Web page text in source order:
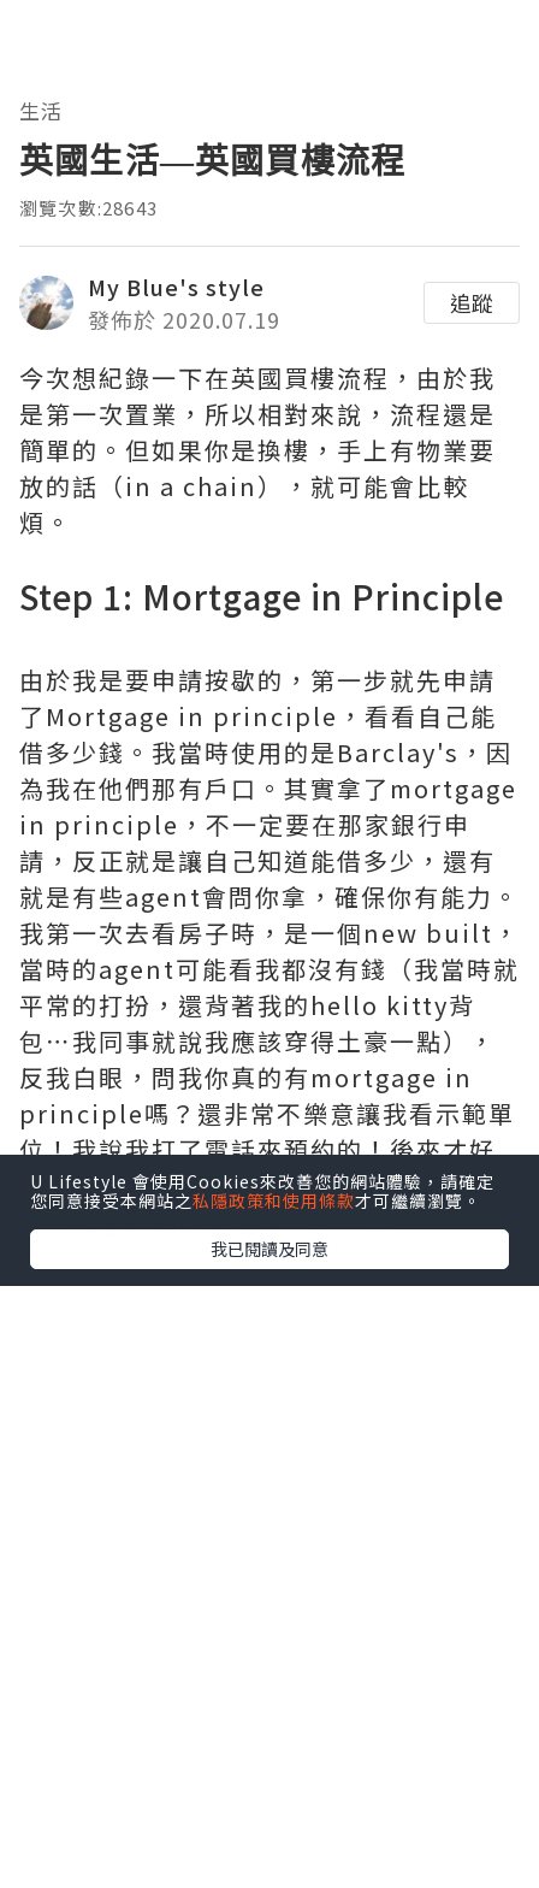
生活
英國生活—英國買樓流程
瀏覽次數:28643
My Blue's style
發佈於 2020.07.19
追蹤
今次想紀錄一下在英國買樓流程，由於我
是第一次置業，所以相對來說，流程還是
簡單的。但如果你是換樓，手上有物業要
放的話（in a chain），就可能會比較
煩。
Step 1: Mortgage in Principle
由於我是要申請按歇的，第一步就先申請
了Mortgage in principle，看看自己能
借多少錢。我當時使用的是Barclay's，因
為我在他們那有戶口。其實拿了mortgage
in principle，不一定要在那家銀行申
請，反正就是讓自己知道能借多少，還有
就是有些agent會問你拿，確保你有能力。
我第一次去看房子時，是一個new built，
當時的agent可能看我都沒有錢（我當時就
平常的打扮，還背著我的hello kitty背
包⋯我同事就說我應該穿得土豪一點），
反我白眼，問我你真的有mortgage in
principle嗎？還非常不樂意讓我看示範單
位！我說我打了電話來預約的！後來才好
不容易讓我看了。當然，這家我是沒有買
成，我還默默記著這個agent⋯⋯
當然，其實我覺得，就算你還未拿
U Lifestyle 會使用Cookies來改善您的網站體驗，請確定
您同意接受本網站之私隱政策和使用條款才可繼續瀏覽。
我已閱讀及同意